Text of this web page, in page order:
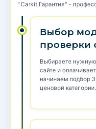
"Carkit.Гарантия" -
Выбор
проверки
Выбираете
сайте и
начинаем подбор
ценовой категории.